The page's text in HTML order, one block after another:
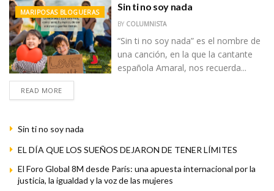
MARIPOSAS BLOGUERAS Sin ti no soy nada
BY COLUMNISTA
“Sin ti no soy nada” es el nombre de
una canción, en la que la cantante
española Amaral, nos recuerda...
READ MORE
Sin ti no soy nada
EL DÍA QUE LOS SUEÑOS DEJARON DE TENER LÍMITES
El Foro Global 8M desde París: una apuesta internacional por la
justicia, la igualdad y la voz de las mujeres